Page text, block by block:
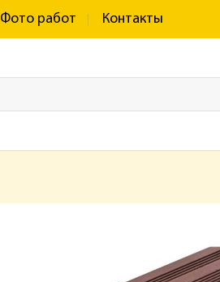
Фото работ Контакты